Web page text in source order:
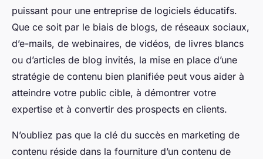
puissant pour une entreprise de logiciels éducatifs.
Que ce soit par le biais de blogs, de réseaux sociaux,
d’e-mails, de webinaires, de vidéos, de livres blancs
ou d’articles de blog invités, la mise en place d’une
stratégie de contenu bien planifiée peut vous aider à
atteindre votre public cible, à démontrer votre
expertise et à convertir des prospects en clients.
N’oubliez pas que la clé du succès en marketing de
contenu réside dans la fourniture d’un contenu de